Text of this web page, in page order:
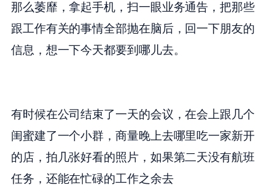
那么萎靡，拿起手机，扫一眼业务通告，把那些
跟工作有关的事情全部抛在脑后，回一下朋友的
信息，想一下今天都要到哪儿去。
有时候在公司结束了一天的会议，在会上跟几个
闺蜜建了一个小群，商量晚上去哪里吃一家新开
的店，拍几张好看的照片，如果第二天没有航班
任务，还能在忙碌的工作之余去